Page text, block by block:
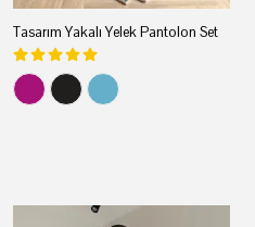
Tasarım Yakalı Yelek Pantolon Set